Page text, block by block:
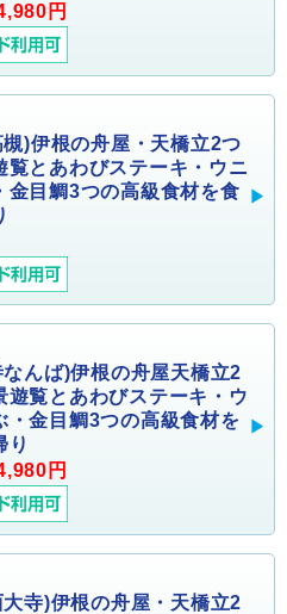
円
)伊根の舟屋・天橋立2つ
覧とあわびステーキ・ウニ
金目鯛3つの高級食材を食
んば)伊根の舟屋天橋立2
遊覧とあわびステーキ・ウ
・金目鯛3つの高級食材を
り
円
寺)伊根の舟屋・天橋立2